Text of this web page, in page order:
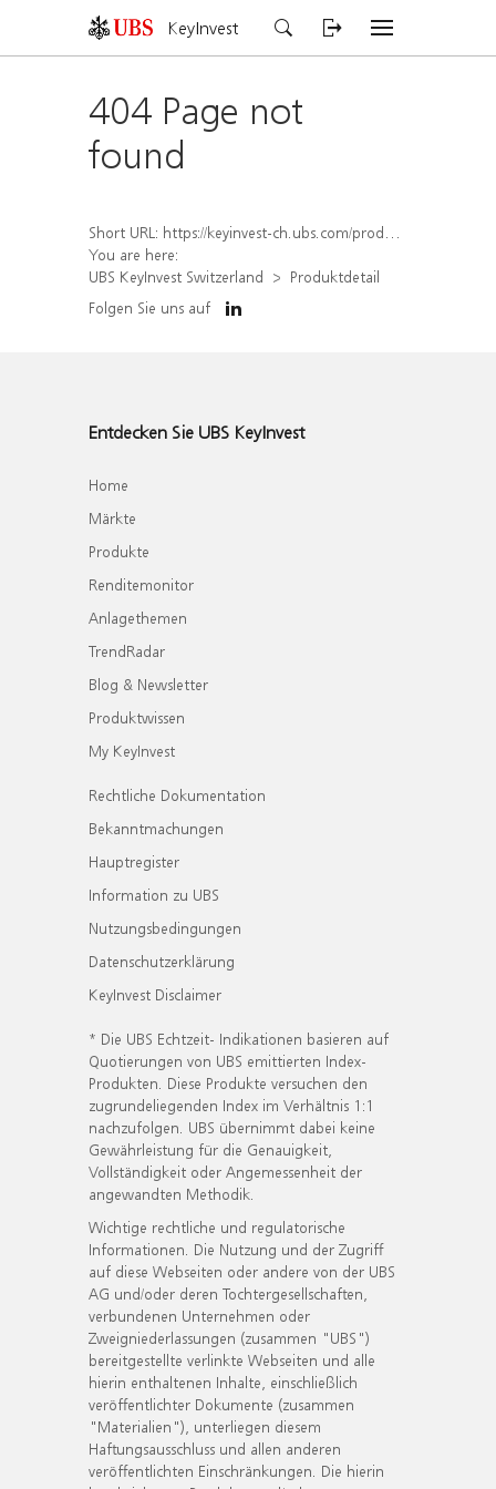
KeyInvest
404 Page not
found
Short URL: https://keyinvest-ch.ubs.com/produkt/detail/index/isin/CH1582450958
You are here:
UBS KeyInvest Switzerland
Produktdetail
Folgen Sie uns auf
Entdecken Sie UBS KeyInvest
Home
Märkte
Produkte
Renditemonitor
Anlagethemen
TrendRadar
Blog & Newsletter
Produktwissen
My KeyInvest
Rechtliche Dokumentation
Bekanntmachungen
Hauptregister
Information zu UBS
Nutzungsbedingungen
Datenschutzerklärung
KeyInvest Disclaimer
* Die UBS Echtzeit- Indikationen basieren auf
Quotierungen von UBS emittierten Index-
Produkten. Diese Produkte versuchen den
zugrundeliegenden Index im Verhältnis 1:1
nachzufolgen. UBS übernimmt dabei keine
Gewährleistung für die Genauigkeit,
Vollständigkeit oder Angemessenheit der
angewandten Methodik.
Wichtige rechtliche und regulatorische
Informationen. Die Nutzung und der Zugriff
auf diese Webseiten oder andere von der UBS
AG und/oder deren Tochtergesellschaften,
verbundenen Unternehmen oder
Zweigniederlassungen (zusammen "UBS")
bereitgestellte verlinkte Webseiten und alle
hierin enthaltenen Inhalte, einschließlich
veröffentlichter Dokumente (zusammen
"Materialien"), unterliegen diesem
Haftungsausschluss und allen anderen
veröffentlichten Einschränkungen. Die hierin